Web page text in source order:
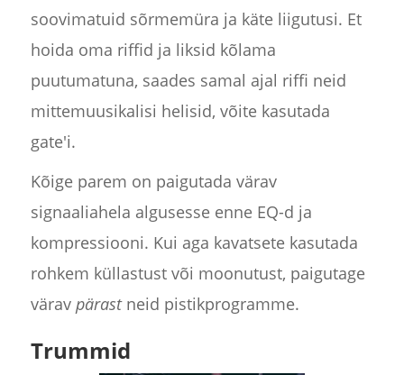
soovimatuid sõrmemüra ja käte liigutusi. Et
hoida oma riffid ja liksid kõlama
puutumatuna, saades samal ajal riffi neid
mittemuusikalisi helisid, võite kasutada
gate'i.
Kõige parem on paigutada värav
signaaliahela algusesse enne EQ-d ja
kompressiooni. Kui aga kavatsete kasutada
rohkem küllastust või moonutust, paigutage
värav pärastneid pistikprogramme.
Trummid